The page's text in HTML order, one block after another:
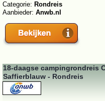
Categorie: Rondreis
Aanbieder: Anwb.nl
18-daagse campingrondreis
Saffierblauw - Rondreis